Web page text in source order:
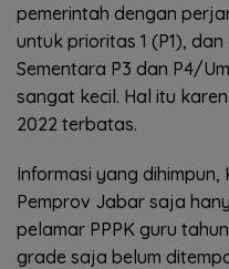
pemerintah dengan
untuk prioritas 1 (P1),
Sementara P3 dan P4/
sangat kecil. Hal itu
2022 terbatas.
Informasi yang
Pemprov Jabar saja
pelamar PPPK guru
grade saja belum